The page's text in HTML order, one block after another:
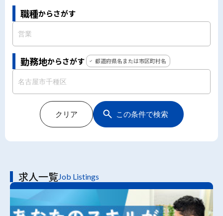
職種からさがす
勤務地からさがす 都道府県名または市区町村名
クリア この条件で検索
求人一覧Job Listings